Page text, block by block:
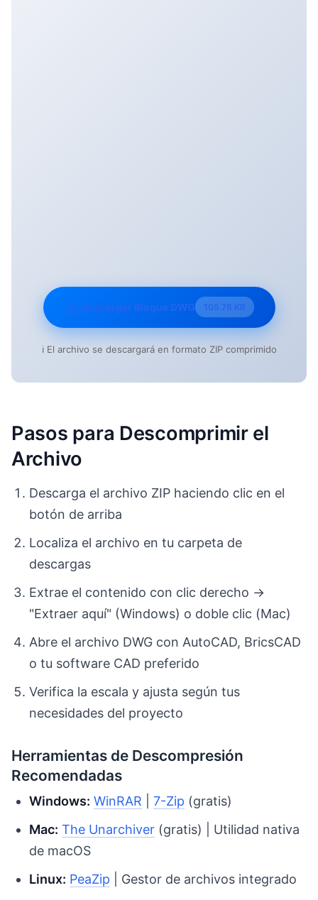
Descargar Bloque DWG 105.78 KB
ℹ️ El archivo se descargará en formato ZIP comprimido
Pasos para Descomprimir el
Archivo
Descarga el archivo ZIP haciendo clic en el
botón de arriba
Localiza el archivo en tu carpeta de
descargas
Extrae el contenido con clic derecho →
"Extraer aquí" (Windows) o doble clic (Mac)
Abre el archivo DWG con AutoCAD, BricsCAD
o tu software CAD preferido
Verifica la escala y ajusta según tus
necesidades del proyecto
Herramientas de Descompresión
Recomendadas
Windows: WinRAR |7-Zip (gratis)
Mac: The Unarchiver (gratis) | Utilidad nativa
de macOS
Linux: PeaZip | Gestor de archivos integrado